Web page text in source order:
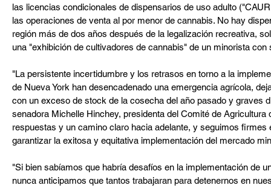
las licencias condicionales de dispensarios de uso adulto
las operaciones de venta al por menor de cannabis. No hay
región más de dos años después de la legalización recreativa,
una "exhibición de cultivadores de cannabis" de un minorista con
"La persistente incertidumbre y los retrasos en torno a la
de Nueva York han desencadenado una emergencia agrícola,
con un exceso de stock de la cosecha del año pasado y graves
senadora Michelle Hinchey, presidenta del Comité de
respuestas y un camino claro hacia adelante, y seguimos
garantizar la exitosa y equitativa implementación del mercado
"Si bien sabíamos que habría desafíos en la implementación de
nunca anticipamos que tantos trabajaran para detenernos en